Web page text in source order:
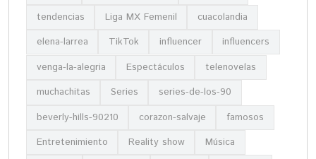
tendencias
Liga MX Femenil
cuacolandia
elena-larrea
TikTok influencer
influencers
venga-la-alegria
Espectáculos
telenovelas
muchachitas
Series
series-de-los-90
beverly-hills-90210
corazon-salvaje
famosos
Entretenimiento
Reality show
Música